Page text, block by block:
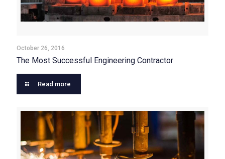
October 26, 2016
The Most Successful Engineering Contractor
Read more